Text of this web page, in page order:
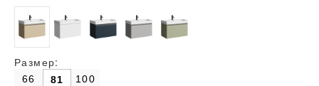
Размер:
66 81 100